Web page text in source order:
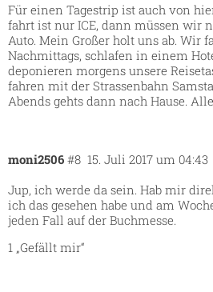
Für einen Tagestrip ist auch von
fahrt ist nur ICE, dann müssen wir
Auto. Mein Großer holt uns ab. Wir
Nachmittags, schlafen in einem
deponieren morgens unsere
fahren mit der Strassenbahn
Abends gehts dann nach Hause.
moni2506 15. Juli 2017 um 04:43
#8
Jup, ich werde da sein. Hab mir
ich das gesehen habe und am
jeden Fall auf der Buchmesse.
1 „Gefällt mir“